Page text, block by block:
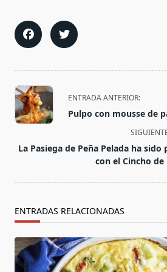
<span
class="nav-
subtitle
reader-
text">Página</span>
ENTRADA ANTERIOR:
Pulpo con mousse de
La Pasiega de Peña Pelada ha sido
con el Cincho de
ENTRADAS RELACIONADAS